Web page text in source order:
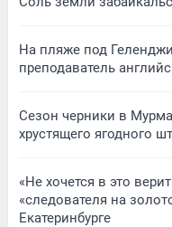
На пляже под
преподаватель
Сезон черники в
хрустящего ягодного
«Не хочется в это
«следователя на
Екатеринбурге